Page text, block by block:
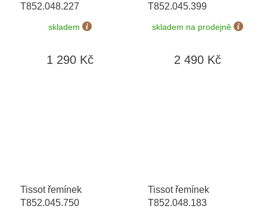
T852.048.227
skladem
1 290 Kč
T852.045.399
skladem na prodejně
2 490 Kč
Tissot řemínek
T852.045.750
Tissot řemínek
T852.048.183